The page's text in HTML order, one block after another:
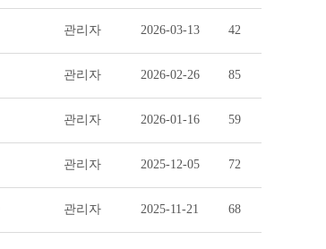
관리자 2026-03-13 42
관리자 2026-02-26 85
관리자 2026-01-16 59
관리자 2025-12-05 72
관리자 2025-11-21 68